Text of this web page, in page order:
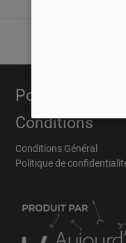
Portail
Conditions
Conditions Général
Politique de